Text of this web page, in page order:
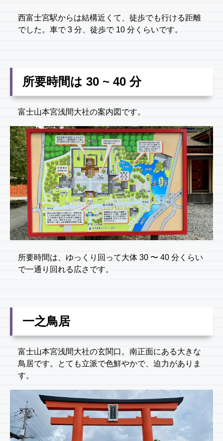
西富士宮駅からは結構近くて、徒歩でも行ける距離
でした。車で 3 分、徒歩で 10 分くらいです。
所要時間は 30 ~ 40 分
富士山本宮浅間大社の案内図です。
所要時間は、ゆっくり回って大体 30 〜 40 分くらい
で一通り回れる広さです。
一之鳥居
富士山本宮浅間大社の玄関口。南正面にある大きな
鳥居です。とても立派で色鮮やかで、迫力がありま
す。